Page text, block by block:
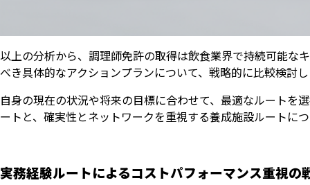
以上の分析から、調理師免許の取得は飲食業界で持続可能な
べき具体的なアクションプランについて、戦略的に比較検討
自身の現在の状況や将来の目標に合わせて、最適なルートを
ートと、確実性とネットワークを重視する養成施設ルートに
実務経験ルートによるコストパフォーマンス重視の